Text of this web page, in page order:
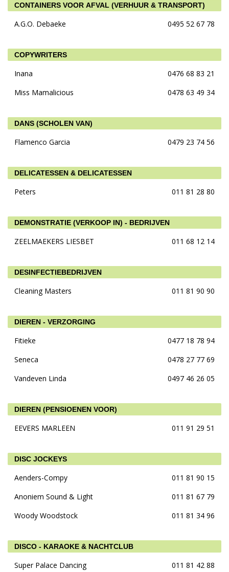
CONTAINERS VOOR AFVAL (VERHUUR & TRANSPORT)
A.G.O. Debaeke 0495 52 67 78
COPYWRITERS
Inana
0476 68 83 21
Miss Mamalicious
0478 63 49 34
DANS (SCHOLEN VAN)
Flamenco Garcia 0479 23 74 56
DELICATESSEN & DELICATESSEN
Peters 011 81 28 80
DEMONSTRATIE (VERKOOP IN) - BEDRIJVEN
ZEELMAEKERS LIESBET 011 68 12 14
DESINFECTIEBEDRIJVEN
Cleaning Masters 011 81 90 90
DIEREN - VERZORGING
Fitieke
0477 18 78 94
Seneca
0478 27 77 69
Vandeven Linda
0497 46 26 05
DIEREN (PENSIOENEN VOOR)
EEVERS MARLEEN 011 91 29 51
DISC JOCKEYS
Aenders-Compy
011 81 90 15
Anoniem Sound & Light
011 81 67 79
Woody Woodstock
011 81 34 96
DISCO - KARAOKE & NACHTCLUB
Super Palace Dancing 011 81 42 88